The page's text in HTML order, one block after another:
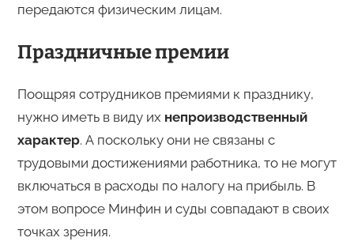
передаются физическим лицам.
Праздничные премии
Поощряя сотрудников премиями к празднику,
нужно иметь в виду их непроизводственный
характер. А поскольку они не связаны с
трудовыми достижениями работника, то не могут
включаться в расходы по налогу на прибыль. В
этом вопросе Минфин и суды совпадают в своих
точках зрения.